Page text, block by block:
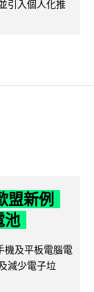
引入個人化推
新例
池
機及平板電腦電
減少電子垃